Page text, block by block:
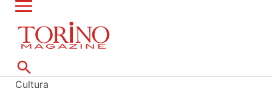
search
Cultura